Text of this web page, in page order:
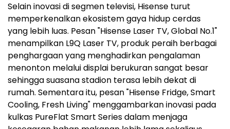
Selain inovasi di segmen televisi, Hisense turut
memperkenalkan ekosistem gaya hidup cerdas
yang lebih luas. Pesan "Hisense Laser TV, Global No.1"
menampilkan L9Q Laser TV, produk peraih berbagai
penghargaan yang menghadirkan pengalaman
menonton melalui displai berukuran sangat besar
sehingga suasana stadion terasa lebih dekat di
rumah. Sementara itu, pesan "Hisense Fridge, Smart
Cooling, Fresh Living" menggambarkan inovasi pada
kulkas PureFlat Smart Series dalam menjaga